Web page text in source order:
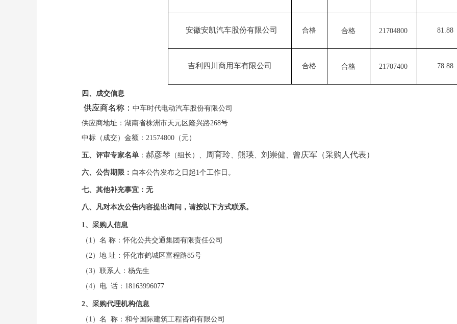
安徽安凯汽车股份有限公司 合格 合格 21704800 81.88
吉利 四川商用车有限公司 合格 合格 21707400 78.88
四、成交信息
供应商名称： 中车时代电动汽车股份有限公司
供应商地址： 湖南省株洲市天元区隆兴路268号
中标 （成交）金额： 21574800 （ 元）
五、评审专家名单 ：郝彦琴 （组长）、 周育玲 熊瑛 、刘 崇健 曾庆军 （采购人代表）
六、公告期限： 自本公告发布之日起1个工作日。
七、其他补充事宜：无
八、 凡对本次公告内容提出询问，请按以下方式联系。
1、采购人信息
（ 1）名 称：怀化公共交通集团有限责任公司
（ 2）地 址：怀化市鹤城区富程路85号
（3）联系人：杨先生
（4）电 话：18163996077
2、采购代理机构信息
（ 1）名 称： 和兮国际建筑工程咨询有限公司